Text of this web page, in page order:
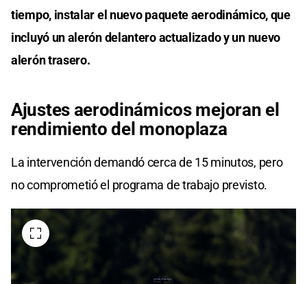
tiempo, instalar el nuevo paquete aerodinámico, que
incluyó un alerón delantero actualizado y un nuevo
alerón trasero.
Ajustes aerodinámicos mejoran el
rendimiento del monoplaza
La intervención demandó cerca de 15 minutos, pero
no comprometió el programa de trabajo previsto.